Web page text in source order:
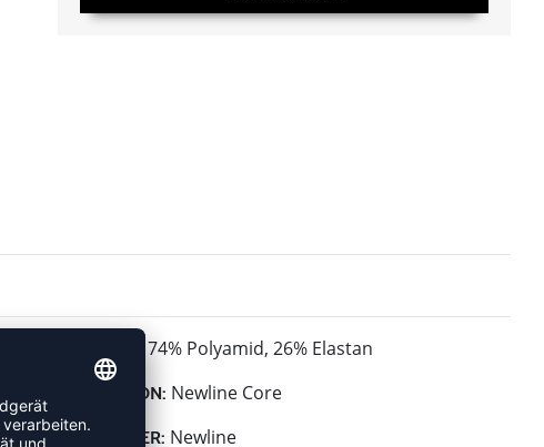
74% Polyamid, 26% Elastan
KOLLEKTION: Newline Core
HERSTELLER: Newline